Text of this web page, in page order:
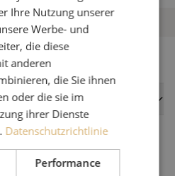
Ihre Nutzung unserer
Werbe- und
die diese
anderen
die Sie ihnen
oder die sie im
ihrer Dienste
Datenschutzrichtlinie
Performance